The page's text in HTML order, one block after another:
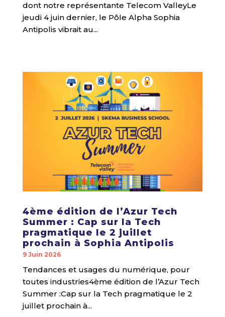
dont notre représentante Telecom ValleyLe
jeudi 4 juin dernier, le Pôle Alpha Sophia
Antipolis vibrait au...
4ème édition de l’Azur Tech
Summer : Cap sur la Tech
pragmatique le 2 juillet
prochain à Sophia Antipolis
9 Juin 2026
Tendances et usages du numérique, pour
toutes industries4ème édition de l’Azur Tech
Summer :Cap sur la Tech pragmatique le 2
juillet prochain à...